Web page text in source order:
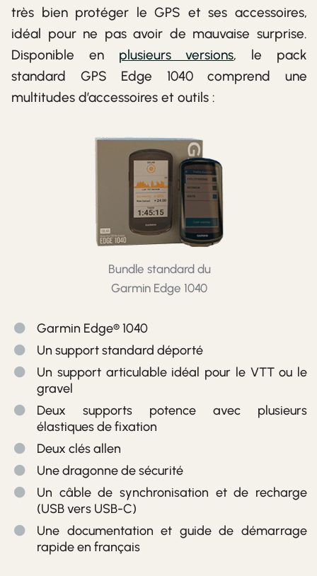
très bien protéger le GPS et ses accessoires,
idéal pour ne pas avoir de mauvaise surprise.
Disponible en plusieurs versions, le pack
standard GPS Edge 1040 comprend une
multitudes d’accessoires et outils :
Bundle standard du
Garmin Edge 1040
Garmin Edge® 1040
Un support standard déporté
Un support articulable idéal pour le VTT ou le
gravel
Deux supports potence avec plusieurs
élastiques de fixation
Deux clés allen
Une dragonne de sécurité
Un câble de synchronisation et de recharge
(USB vers USB-C)
Une documentation et guide de démarrage
rapide en français